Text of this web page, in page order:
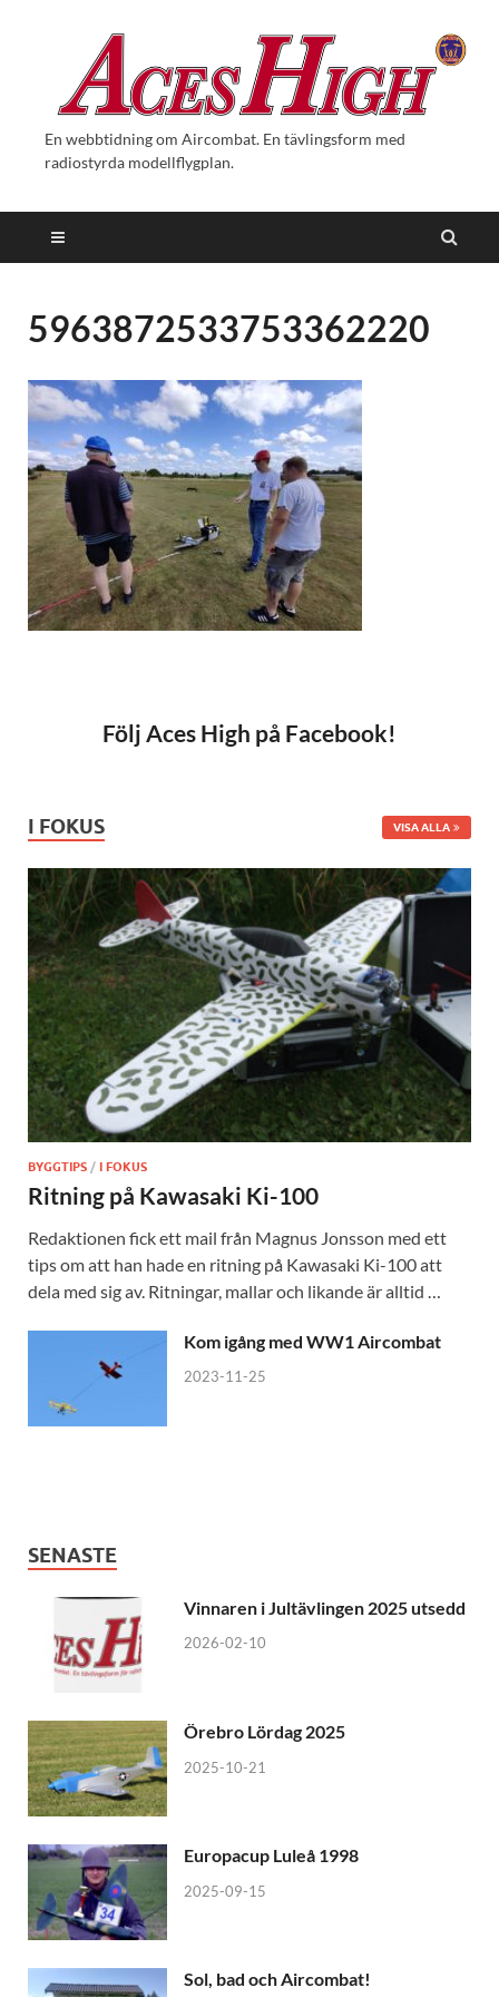
En webbtidning om Aircombat. En tävlingsform med
radiostyrda modellflygplan.
5963872533753362220
Följ Aces High på Facebook!
I FOKUS VISA ALLA
BYGGTIPS / I FOKUS
Ritning på Kawasaki Ki-100
Redaktionen fick ett mail från Magnus Jonsson med ett
tips om att han hade en ritning på Kawasaki Ki-100 att
dela med sig av. Ritningar, mallar och likande är alltid …
Kom igång med WW1 Aircombat
2023-11-25
SENASTE
Vinnaren i Jultävlingen 2025 utsedd
2026-02-10
Örebro Lördag 2025
2025-10-21
Europacup Luleå 1998
2025-09-15
Sol, bad och Aircombat!